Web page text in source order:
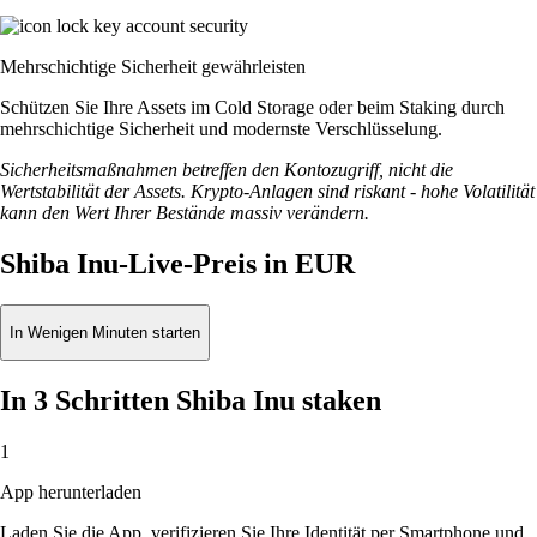
Mehrschichtige Sicherheit gewährleisten
Schützen Sie Ihre Assets im Cold Storage oder beim Staking durch
mehrschichtige Sicherheit und modernste Verschlüsselung.
Sicherheitsmaßnahmen betreffen den Kontozugriff, nicht die
Wertstabilität der Assets. Krypto-Anlagen sind riskant - hohe Volatilität
kann den Wert Ihrer Bestände massiv verändern.
Shiba Inu-Live-Preis in EUR
In Wenigen Minuten starten
In 3 Schritten Shiba Inu staken
1
App herunterladen
Laden Sie die App, verifizieren Sie Ihre Identität per Smartphone und